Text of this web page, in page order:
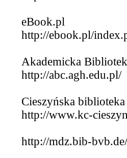
eBook.pl
http://ebook.pl/
Akademicka
http://abc.agh.edu.pl/
Cieszyńska
http://www.kc-
http://mdz.bib-